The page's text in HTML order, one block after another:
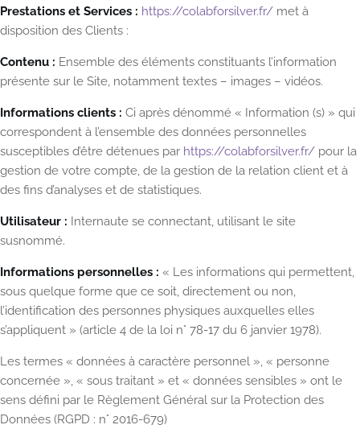
Prestations et Services : https://colabforsilver.fr/ met à
disposition des Clients :
Contenu : Ensemble des éléments constituants l’information
présente sur le Site, notamment textes – images – vidéos.
Informations clients : Ci après dénommé « Information (s) » qui
correspondent à l’ensemble des données personnelles
susceptibles d’être détenues par https://colabforsilver.fr/ pour la
gestion de votre compte, de la gestion de la relation client et à
des fins d’analyses et de statistiques.
Utilisateur : Internaute se connectant, utilisant le site
susnommé.
Informations personnelles : « Les informations qui permettent,
sous quelque forme que ce soit, directement ou non,
l’identification des personnes physiques auxquelles elles
s’appliquent » (article 4 de la loi n° 78-17 du 6 janvier 1978).
Les termes « données à caractère personnel », « personne
concernée », « sous traitant » et « données sensibles » ont le
sens défini par le Règlement Général sur la Protection des
Données (RGPD : n° 2016-679)